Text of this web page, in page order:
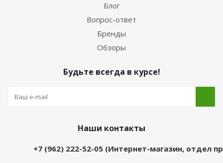
Блог
Вопрос-ответ
Бренды
Обзоры
Будьте всегда в курсе!
Наши контакты
+7 (962) 222-52-05 (Интернет-магазин, отдел